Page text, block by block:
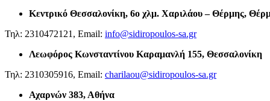
Κεντρικό Θεσσαλονίκη, 6ο χλμ. Χαριλάου – Θέρμης,
Τηλ: 2310472121, Email: info@sidiropoulos-sa.gr
Λεωφόρος Κωνσταντίνου Καραμανλή 155, Θεσσαλονίκη
Τηλ: 2310305916, Email: charilaou@sidiropoulos-sa.gr
Αχαρνών 383, Αθήνα